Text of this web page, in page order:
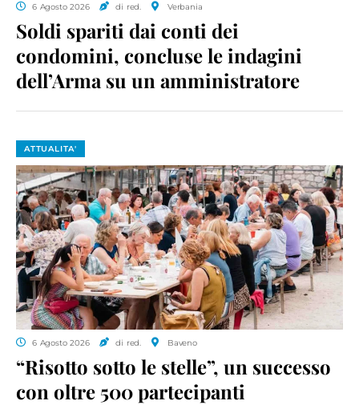
6 Agosto 2026 di red. Verbania
Soldi spariti dai conti dei
condomini, concluse le indagini
dell’Arma su un amministratore
ATTUALITA'
6 Agosto 2026 di red. Baveno
“Risotto sotto le stelle”, un successo
con oltre 500 partecipanti